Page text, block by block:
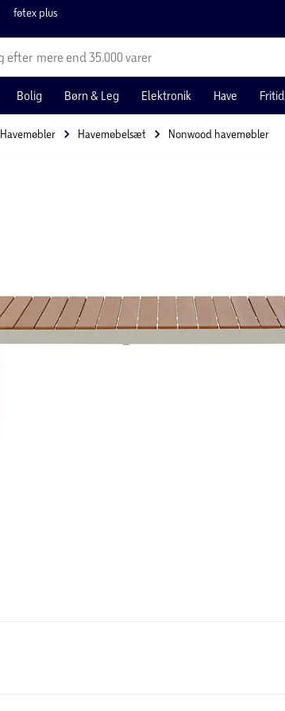
føtex plus
mere end 35.000 varer
Bolig Børn & Leg Elektronik Have Fritid
Havemøbler Havemøbelsæt Nonwood havemøbler